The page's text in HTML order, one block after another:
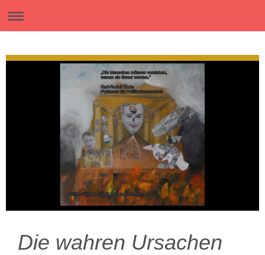
Die wahren Ursachen